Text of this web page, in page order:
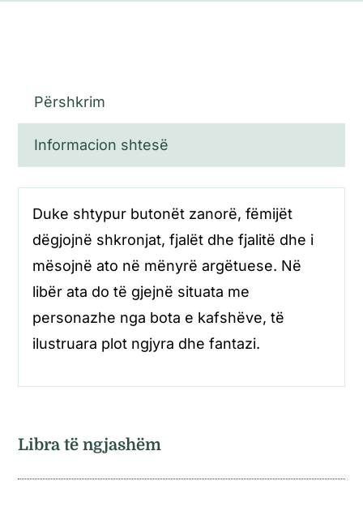
Përshkrim
Informacion shtesë
Duke shtypur butonët zanorë, fëmijët
dëgjojnë shkronjat, fjalët dhe fjalitë dhe i
mësojnë ato në mënyrë argëtuese. Në
libër ata do të gjejnë situata me
personazhe nga bota e kafshëve, të
ilustruara plot ngjyra dhe fantazi.
Libra të ngjashëm